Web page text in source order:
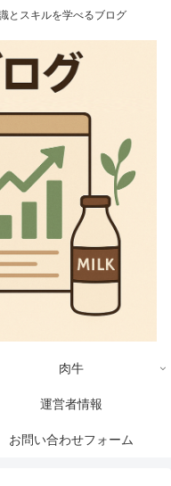
とスキルを学べるブログ
肉牛
運営者情報
お問い合わせフォーム